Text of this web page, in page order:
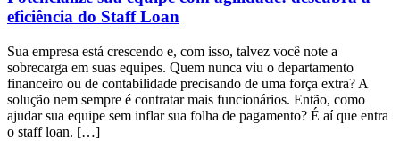
eficiência do Staff Loan
Sua empresa está crescendo e, com isso, talvez você note a
sobrecarga em suas equipes. Quem nunca viu o departamento
financeiro ou de contabilidade precisando de uma força extra? A
solução nem sempre é contratar mais funcionários. Então, como
ajudar sua equipe sem inflar sua folha de pagamento? É aí que entra
o staff loan. […]